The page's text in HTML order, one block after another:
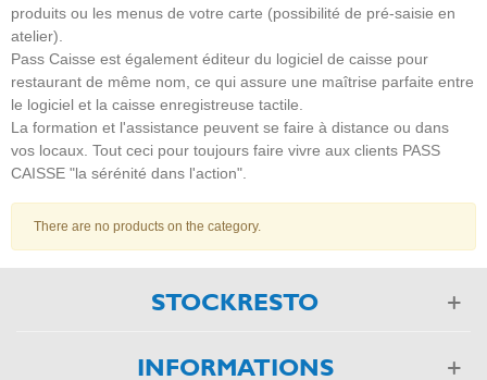
produits ou les menus de votre carte (possibilité de pré-saisie en
atelier).
Pass Caisse est également éditeur du logiciel de caisse pour
restaurant de même nom, ce qui assure une maîtrise parfaite entre
le logiciel et la caisse enregistreuse tactile.
La formation et l'assistance peuvent se faire à distance ou dans
vos locaux. Tout ceci pour toujours faire vivre aux clients PASS
CAISSE "la sérénité dans l'action".
There are no products on the category.
STOCKRESTO
INFORMATIONS